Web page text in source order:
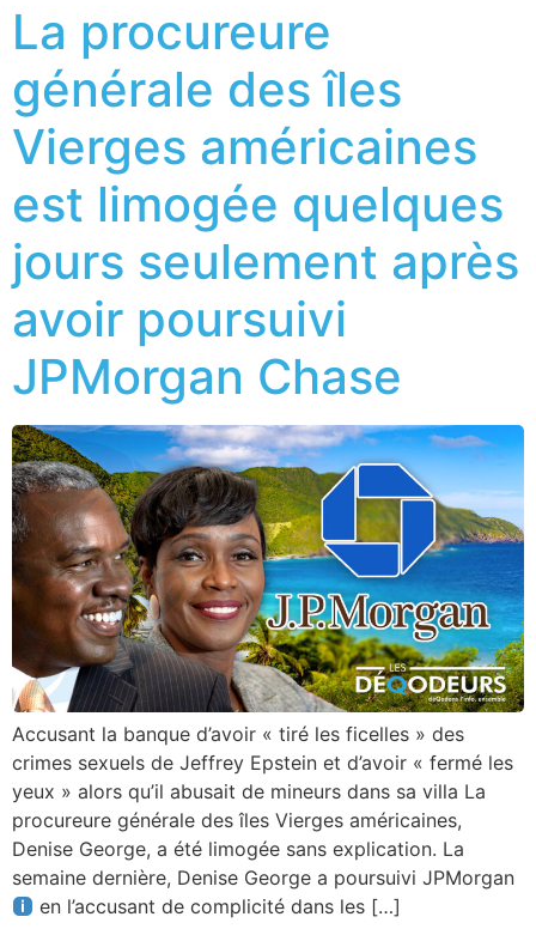
La procureure
générale des îles
Vierges américaines
est limogée quelques
jours seulement après
avoir poursuivi
JPMorgan Chase
Accusant la banque d’avoir « tiré les ficelles » des
crimes sexuels de Jeffrey Epstein et d’avoir « fermé les
yeux » alors qu’il abusait de mineurs dans sa villa La
procureure générale des îles Vierges américaines,
Denise George, a été limogée sans explication. La
semaine dernière, Denise George a poursuivi JPMorgan
en l’accusant de complicité dans les […]